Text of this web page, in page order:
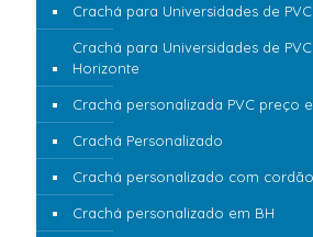
Crachá para Universidades de
Crachá para Universidades de
Horizonte
Crachá personalizada PVC preço
Crachá Personalizado
Crachá personalizado com cordão
Crachá personalizado em BH